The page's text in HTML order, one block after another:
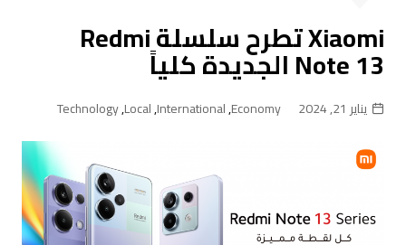
Xiaomi تطرح سلسلة Redmi
Note 13 الجديدة كلياً
يناير 21, 2024 Economy
,
International
,
Local
,
Technology